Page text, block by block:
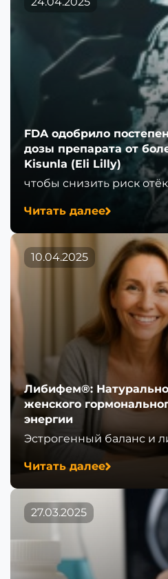
FDA одобрило
дозы препарата от
Kisunla (Eli Lilly)
чтобы снизить риск
Читать далее
10.04.2025
Либифем®:
женского
энергии
Эстрогенный баланс и
Читать далее
27.03.2025